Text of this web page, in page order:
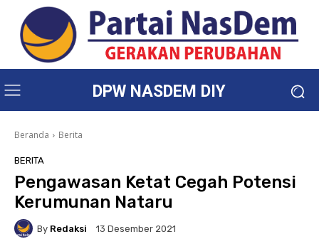
DPW NASDEM DIY
Beranda Berita
BERITA
Pengawasan Ketat Cegah Potensi
Kerumunan Nataru
By Redaksi 13 Desember 2021